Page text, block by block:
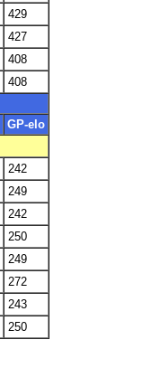
429
427
408
408
GP-elo
242
249
242
250
249
272
243
250